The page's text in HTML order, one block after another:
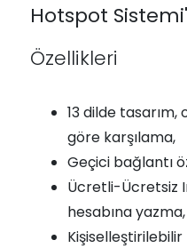
Hotspot
Özellikleri
13 dilde
göre karşılama,
Geçici bağlantı
Ücretli-Ücretsiz
hesabına